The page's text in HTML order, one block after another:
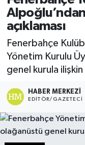
açıklaması
Fenerbahçe
Yönetim Kurulu
genel kurula
HABER MERKEZI
EDITÖR/GAZETECI
Spor
Sağlık
Teknoloji
Lider Haber
Tüm
Son Dakika
Haber Arşivi